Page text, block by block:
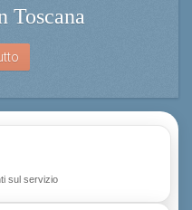
Toscana
sul servizio